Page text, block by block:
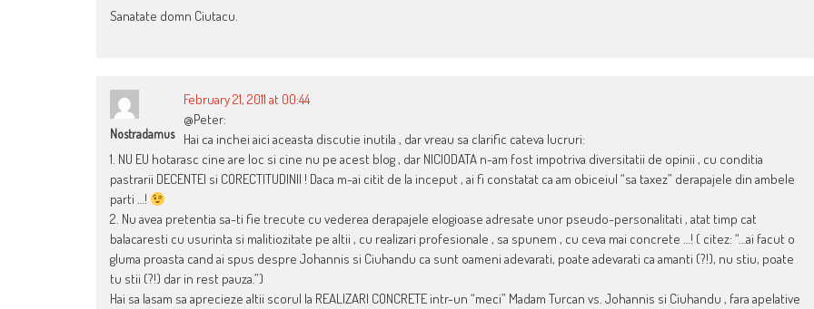
Sanatate domn Ciutacu.
Nostradamus
February 21, 2011 at 00:44
@Peter:
Hai ca inchei aici aceasta discutie inutila , dar vreau sa clarific cateva lucruri:
1. NU EU hotarasc cine are loc si cine nu pe acest blog , dar NICIODATA n-am fost impotriva diversitatii de opinii , cu conditia
pastrarii DECENTEI si CORECTITUDINII ! Daca m-ai citit de la inceput , ai fi constatat ca am obiceiul “sa taxez” derapajele din ambele
parti …!
2. Nu avea pretentia sa-ti fie trecute cu vederea derapajele elogioase adresate unor pseudo-personalitati , atat timp cat
balacaresti cu usurinta si malitiozitate pe altii , cu realizari profesionale , sa spunem , cu ceva mai concrete …! ( citez: “…ai facut o
gluma proasta cand ai spus despre Johannis si Ciuhandu ca sunt oameni adevarati, poate adevarati ca amanti (?!), nu stiu, poate
tu stii (?!) dar in rest pauza.”)
Hai sa lasam sa aprecieze altii scorul la REALIZARI CONCRETE intr-un “meci” Madam Turcan vs. Johannis si Ciuhandu , fara apelative